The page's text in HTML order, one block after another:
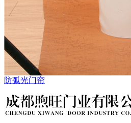
防弧光门帘